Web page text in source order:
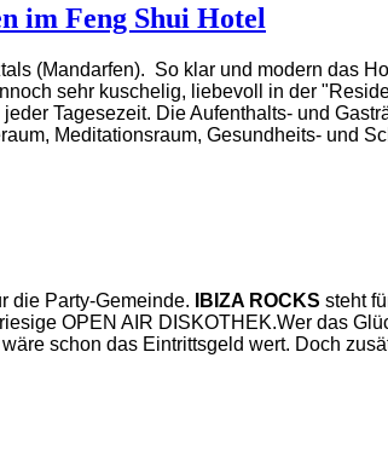
im Feng Shui Hotel
(Mandarfen). So klar und modern das
sehr kuschelig, liebevoll in der
Tagesezeit. Die Aufenthalts- und
Meditationsraum, Gesundheits- und
die Party-Gemeinde. IBIZA ROCKS steht
OPEN AIR DISKOTHEK.Wer das
schon das Eintrittsgeld wert. Doch